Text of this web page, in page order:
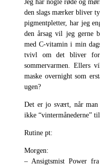
Jeg har nogle røde og
den slags mærker bliver
pigmentpletter, har jeg
den årsag vil jeg gerne
med C-vitamin i min
tvivl om det bliver
sommervarmen. Ellers
maske overnight som
ugen?
Det er jo svært, når man
ikke “vintermånederne”
Rutine pt:
Morgen:
– Ansigtsmist Power